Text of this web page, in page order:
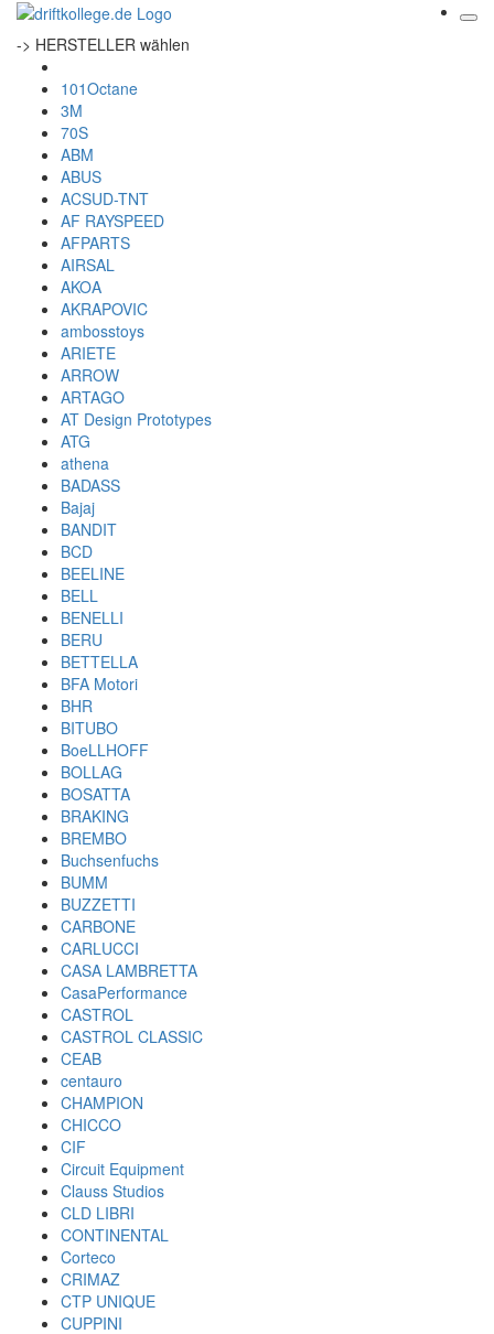
-> HERSTELLER wählen
101Octane
3M
70S
ABM
ABUS
ACSUD-TNT
AF RAYSPEED
AFPARTS
AIRSAL
AKOA
AKRAPOVIC
ambosstoys
ARIETE
ARROW
ARTAGO
AT Design Prototypes
ATG
athena
BADASS
Bajaj
BANDIT
BCD
BEELINE
BELL
BENELLI
BERU
BETTELLA
BFA Motori
BHR
BITUBO
BoeLLHOFF
BOLLAG
BOSATTA
BRAKING
BREMBO
Buchsenfuchs
BUMM
BUZZETTI
CARBONE
CARLUCCI
CASA LAMBRETTA
CasaPerformance
CASTROL
CASTROL CLASSIC
CEAB
centauro
CHAMPION
CHICCO
CIF
Circuit Equipment
Clauss Studios
CLD LIBRI
CONTINENTAL
Corteco
CRIMAZ
CTP UNIQUE
CUPPINI